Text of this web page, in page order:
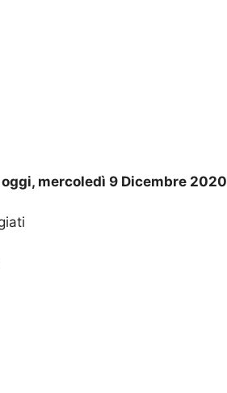
mercoledì 9 Dicembre 2020